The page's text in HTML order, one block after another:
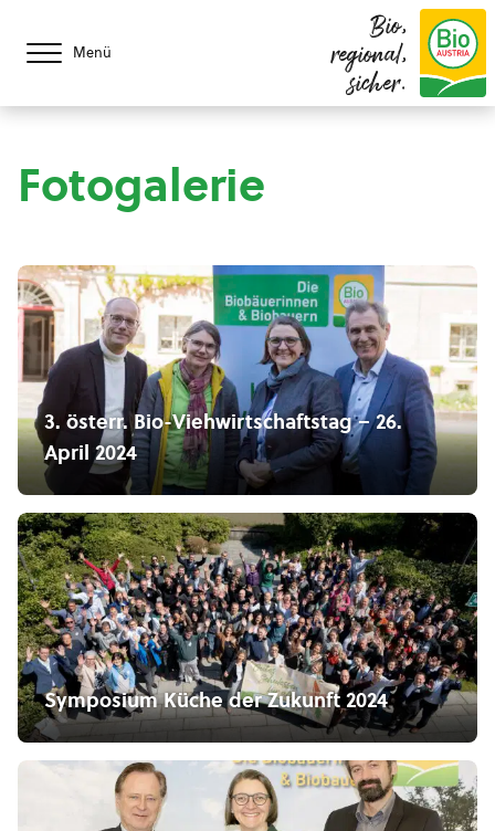
Menü
Bio,
regional,
sicher.
Fotogalerie
3. österr. Bio-Viehwirtschaftstag – 26.
April 2024
Symposium Küche der Zukunft 2024